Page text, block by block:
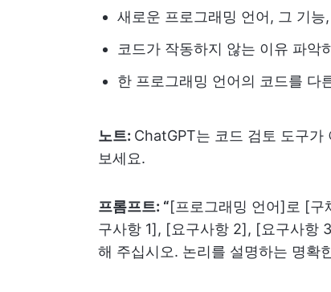
새로운 프로그래밍 언어, 그 기
코드가 작동하지 않는 이유 파악
한 프로그래밍 언어의 코드를 다
노트: ChatGPT는 코드 검토 도구가
보세요.
프롬프트: “[프로그래밍 언어]로 [구
구사항 1], [요구사항 2], [요구사항
해 주십시오. 논리를 설명하는 명확